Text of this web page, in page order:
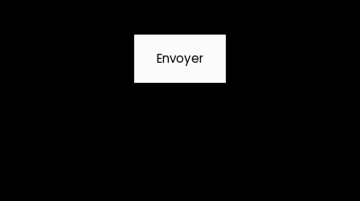
Envoyer